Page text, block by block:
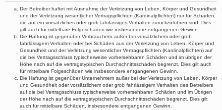
Der Betreiber haftet mit Ausnahme der Verletzung von Leben, Körper und Gesundheit
und der Verletzung wesentlicher Vertragspflichten (Kardinalpflichten) nur für Schäden,
die auf ein vorsätzliches oder grob fahrlässiges Verhalten zurückzuführen sind. Dies
gilt auch für mittelbare Folgeschäden wie insbesondere entgangenen Gewinn.
Die Haftung ist gegenüber Verbrauchern außer bei vorsätzlichem oder grob
fahrlässigem Verhalten oder bei Schäden aus der Verletzung von Leben, Körper und
Gesundheit und der Verletzung wesentlicher Vertragspflichten (Kardinalpflichten) auf
die bei Vertragsschluss typischerweise vorhersehbaren Schäden und im übrigen der
Höhe nach auf die vertragstypischen Durchschnittsschäden begrenzt. Dies gilt auch
für mittelbare Folgeschäden wie insbesondere entgangenen Gewinn.
Die Haftung ist gegenüber Unternehmern außer bei der Verletzung von Leben, Körper
und Gesundheit oder vorsätzlichem oder grob fahrlässigem Verhalten des Betreibers
auf die bei Vertragsschluss typischerweise vorhersehbaren Schäden und im Übrigen
der Höhe nach auf die vertragstypischen Durchschnittsschäden begrenzt. Dies gilt
auch für mittelbare Schäden, insbesondere entgangenen Gewinn.